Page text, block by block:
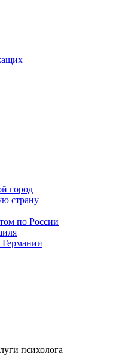
город
страну
по России
Германии
психолога